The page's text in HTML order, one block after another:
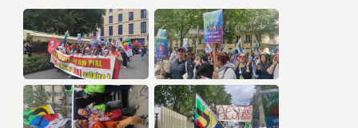
c
o
n